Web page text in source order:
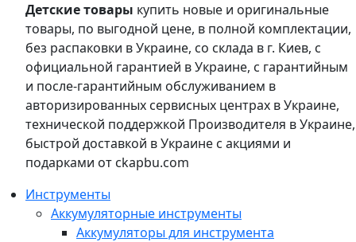
Детские товары купить новые и оригинальные
товары, по выгодной цене, в полной комплектации,
без распаковки в Украине, со склада в г. Киев, с
официальной гарантией в Украине, с гарантийным
и после-гарантийным обслуживанием в
авторизированных сервисных центрах в Украине,
технической поддержкой Производителя в Украине,
быстрой доставкой в Украине с акциями и
подарками от ckapbu.com
Инструменты
Аккумуляторные инструменты
Аккумуляторы для инструмента